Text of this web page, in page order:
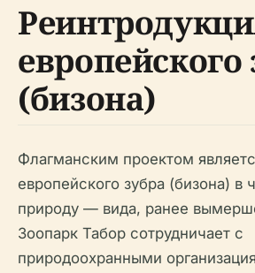
европейского
(бизона)
Флагманским проектом
европейского зубра (бизона)
природу — вида, ранее
Зоопарк Табор сотрудничает с
природоохранными